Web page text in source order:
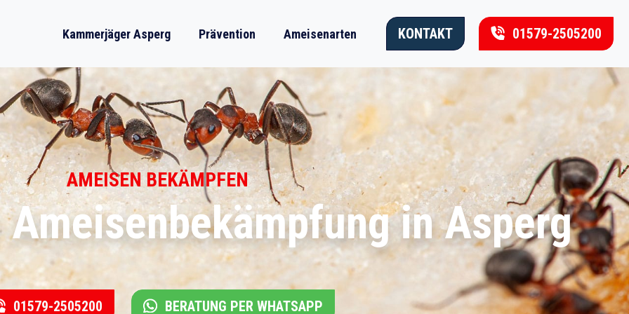
Kammerjäger Asperg Prävention Ameisenarten KONTAKT 01579-2505200
AMEISEN BEKÄMPFEN
in Asperg
01579-2505200 BERATUNG PER WHATSAPP